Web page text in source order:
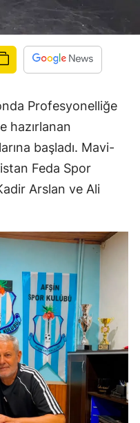
Profesyonelliğe
hazırlanan
başladı. Mavi-
Feda Spor
Arslan ve Ali